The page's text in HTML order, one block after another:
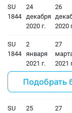
SU
1844
24
декабря
2020 г.
26
2020
SU
1844
2
января
2021 г.
27
2021
Подобрать
SU
25
27